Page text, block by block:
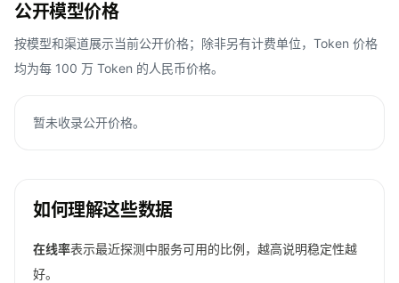
公开模型价格
按模型和渠道展示当前公开价格；除非另有计费单位，Token 价格
均为每 100 万 Token 的人民币价格。
暂未收录公开价格。
如何理解这些数据
在线率表示最近探测中服务可用的比例，越高说明稳定性越
好。